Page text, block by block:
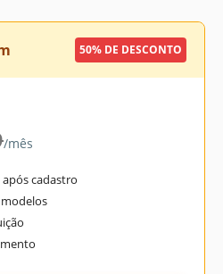
50% DE DESCONTO
/mês
cadastro
modelos